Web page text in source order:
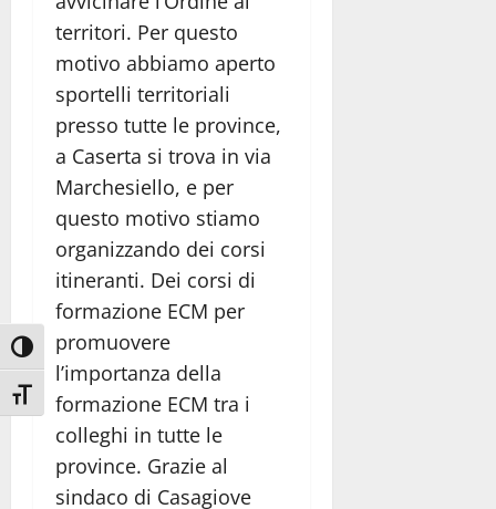
Attiva/disattiva alto contrasto
Attiva/disattiva dimensione testo
territori. Per questo
motivo abbiamo aperto
sportelli territoriali
presso tutte le province,
a Caserta si trova in via
Marchesiello, e per
questo motivo stiamo
organizzando dei corsi
itineranti. Dei corsi di
formazione ECM per
promuovere
l’importanza della
formazione ECM tra i
colleghi in tutte le
province. Grazie al
sindaco di Casagiove